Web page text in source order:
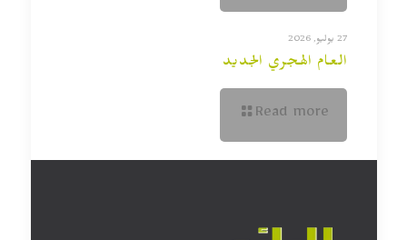
27 يوليو, 2026
العام الهجري الجديد
Read more